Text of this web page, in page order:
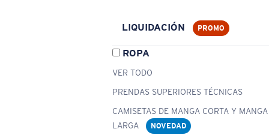
LIQUIDACIÓN PROMO
ROPA
VER TODO
PRENDAS SUPERIORES TÉCNICAS
CAMISETAS DE MANGA CORTA Y MANGA
LARGA
NOVEDAD